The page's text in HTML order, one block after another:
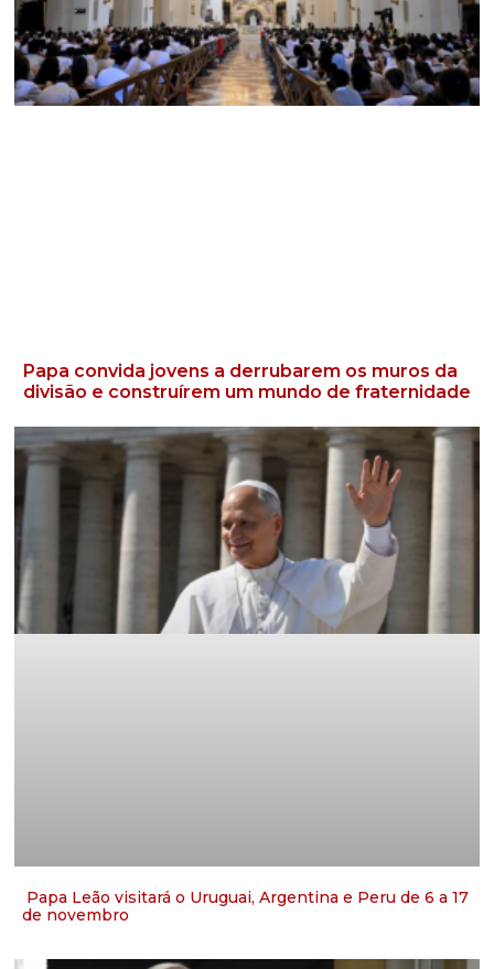
Papa convida jovens a derrubarem os muros da
divisão e construírem um mundo de fraternidade
Papa Leão visitará o Uruguai, Argentina e Peru de 6 a 17
de novembro